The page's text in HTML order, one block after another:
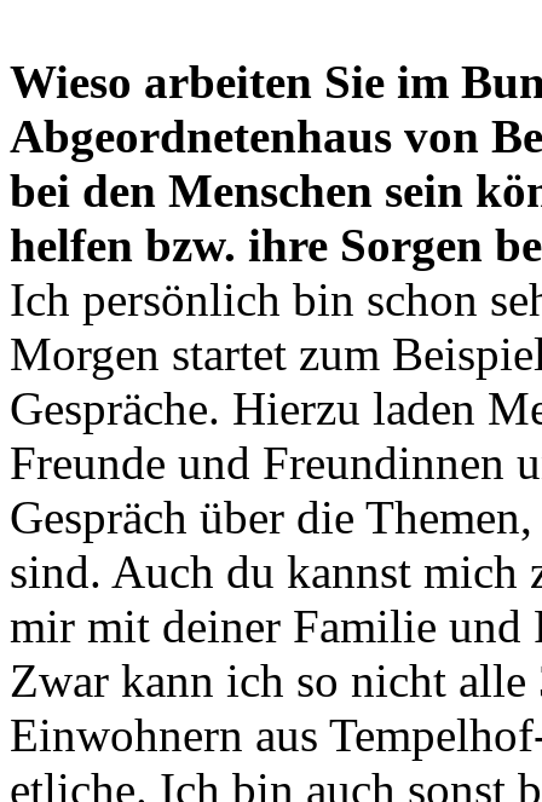
Wieso arbeiten Sie im
Abgeordnetenhaus von
bei den Menschen sein
helfen bzw. ihre Sorgen
Ich persönlich bin schon
Morgen startet zum
Gespräche. Hierzu laden
Freunde und Freundinnen
Gespräch über die
sind. Auch du kannst mich
mir mit deiner Familie und
Zwar kann ich so nicht
Einwohnern aus
etliche. Ich bin auch sonst